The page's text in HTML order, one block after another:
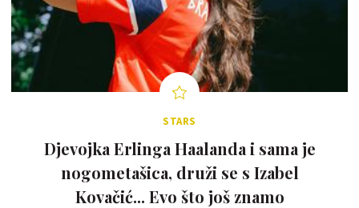
STARS
Djevojka Erlinga Haalanda i sama je
nogometašica, druži se s Izabel
Kovačić... Evo što još znamo